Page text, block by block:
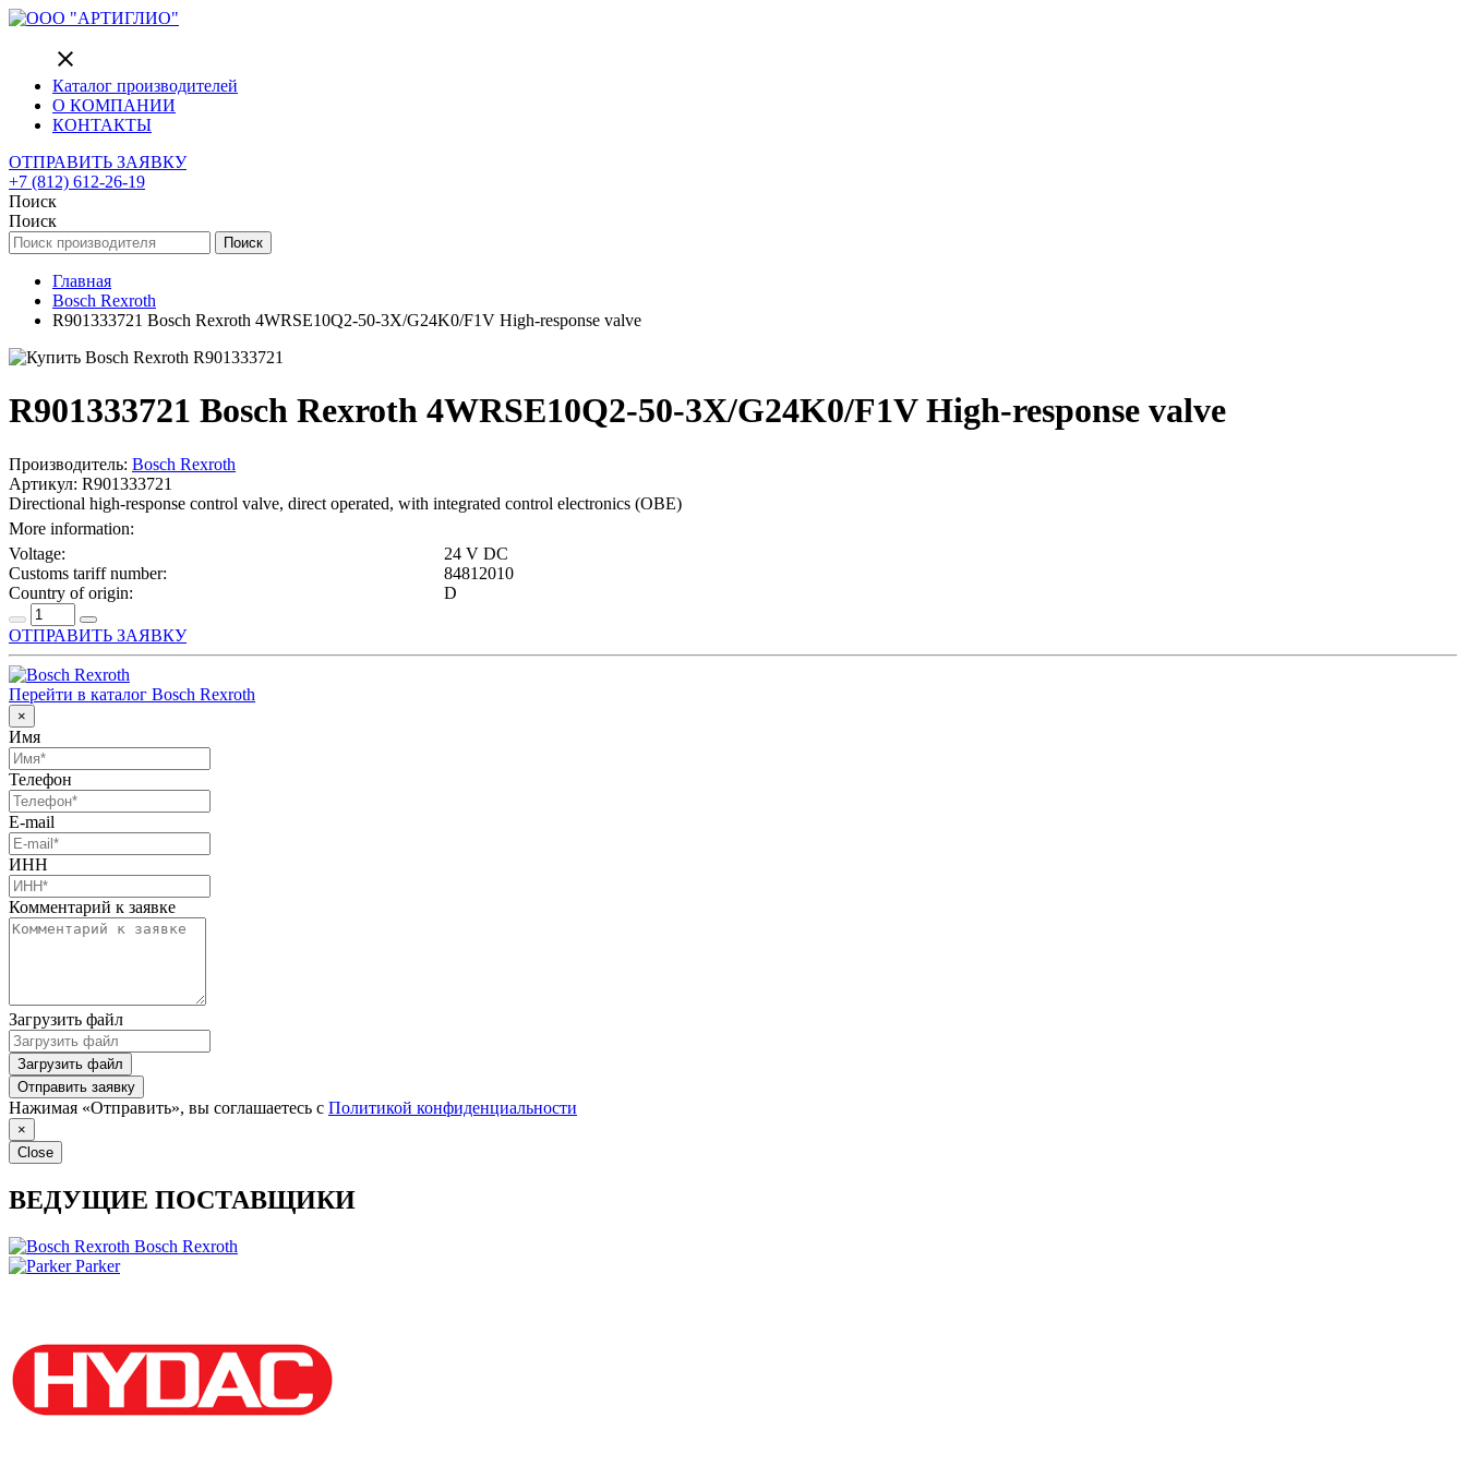
close
Каталог производителей
О КОМПАНИИ
КОНТАКТЫ
ОТПРАВИТЬ ЗАЯВКУ
+7 (812) 612-26-19
Поиск
Поиск
Поиск
Главная
Bosch Rexroth
R901333721 Bosch Rexroth 4WRSE10Q2-50-3X/G24K0/F1V High-response valve
R901333721 Bosch Rexroth 4WRSE10Q2-50-3X/G24K0/F1V High-response valve
Производитель: Bosch Rexroth
Артикул: R901333721
Directional high-response control valve, direct operated, with integrated control electronics (OBE)
More information:
Voltage:
24 V DC
Customs tariff number:
84812010
Country of origin:
D
ОТПРАВИТЬ ЗАЯВКУ
Перейти в каталог Bosch Rexroth
×
Имя
Телефон
E-mail
ИНН
Комментарий к заявке
Загрузить файл
Загрузить файл
Отправить заявку
Нажимая «Отправить», вы соглашаетесь с Политикой конфиденциальности
×
Close
ВЕДУЩИЕ ПОСТАВЩИКИ
Bosch Rexroth
Parker